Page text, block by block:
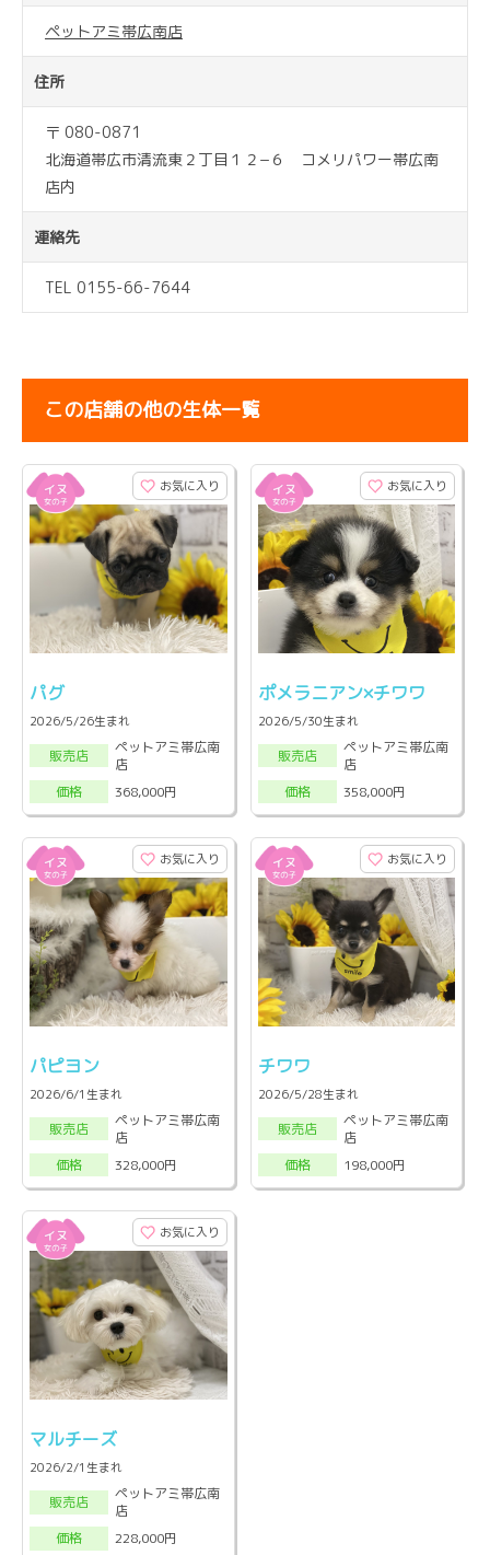
ペットアミ帯広南店
住所
〒 080-0871
北海道帯広市清流東２丁目１２−６ コメリパワー帯広南
店内
連絡先
TEL 0155-66-7644
この店舗の他の生体一覧
お気に入り
パグ
2026/5/26生まれ
販売店
ペットアミ帯広南
店
価格
368,000円
お気に入り
ポメラニアン×チワワ
2026/5/30生まれ
販売店
ペットアミ帯広南
店
価格
358,000円
お気に入り
パピヨン
2026/6/1生まれ
販売店
ペットアミ帯広南
店
価格
328,000円
お気に入り
チワワ
2026/5/28生まれ
販売店
ペットアミ帯広南
店
価格
198,000円
お気に入り
マルチーズ
2026/2/1生まれ
販売店
ペットアミ帯広南
店
価格
228,000円